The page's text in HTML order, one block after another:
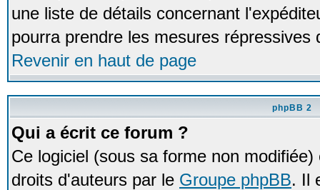
une liste de détails concernant
pourra prendre les mesures répressives
Revenir en haut de page
phpBB 2
Qui a écrit ce forum ?
Ce logiciel (sous sa forme non
droits d'auteurs par le Groupe phpBB. Il